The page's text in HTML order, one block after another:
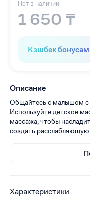
Нет в наличии
1 650 ₸
Кэшбек
Описание
Общайтесь с малышом
Используйте детское
массажа, чтобы
создать расслабляющую
Характеристики